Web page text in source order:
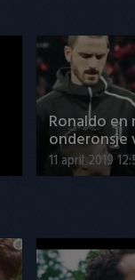
Ronaldo
onderonsje
11 april 2019